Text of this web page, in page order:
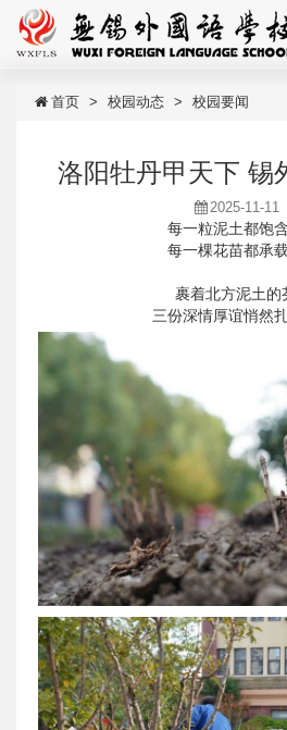
首页 校园动态 校园要闻
洛阳牡丹甲天下 锡
2025-11-11
每一粒泥土都饱
每一棵花苗都承
裹着北方泥土的
三份深情厚谊悄然